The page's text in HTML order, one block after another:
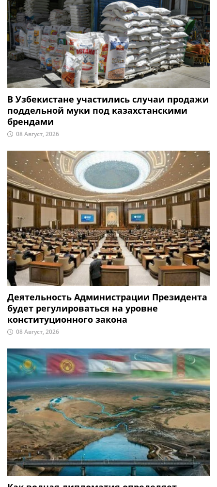
В Узбекистане участились случаи продажи
поддельной муки под казахстанскими
брендами
08 Август, 2026
Деятельность Администрации Президента
будет регулироваться на уровне
конституционного закона
08 Август, 2026